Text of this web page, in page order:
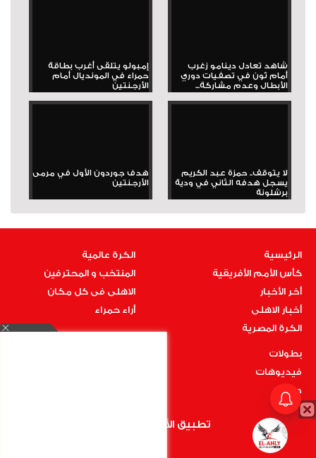
شاهد تعادل دينامو زغرب
أمام ثون في تصفيات دوري
الأبطال وعدم مشاركة...
إمبولو يتلقى أغرب بطاقة
حمراء في المونديال أمام
الأرجنتين
لا يتوقف.. حمزة عبد الكريم
يسجل هدفه الثاني في ودية
برشلونة
هدف جوردون الأول في مرمى
الأرجنتين
الرئيسية
كأس الأمم الأفريقية
أخر الأخبار
أخبار الاهلى
الكرة المصرية
الكرة عالمية
المنتخب و المحترفين
الاهلى فى كل مكان
أراء حمراء
بطولات
فيديوهات
صور
اتصل بنا
تطبيق الأهلي.كوم متاح الأن